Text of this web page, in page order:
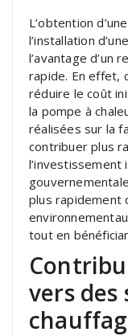
L’obtention
l’installation
l’avantage d’un
rapide. En effet,
réduire le coût
la pompe à
réalisées sur la
contribuer plus
l’investissement
plus rapidement
tout en
vers